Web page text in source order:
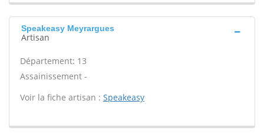
Speakeasy Meyrargues
Artisan
Département: 13
Assainissement -
Voir la fiche artisan : Speakeasy